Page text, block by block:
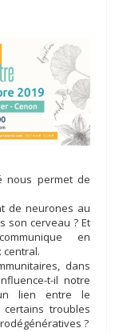
nous permet de
de neurones au
son cerveau ? Et
en
central.
dans
t-il notre
lien entre le
troubles
?